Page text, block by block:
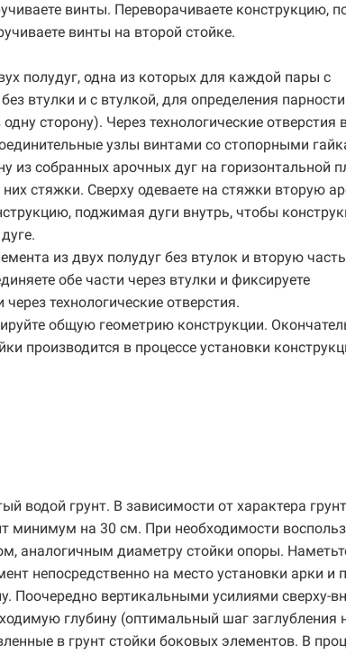
винты. Переворачиваете конструкцию,
винты на второй стойке.
полудуг, одна из которых для каждой пары с
втулки и с втулкой, для определения парности
сторону). Через технологические отверстия
узлы винтами со стопорными
из собранных арочных дуг на горизонтальной
стяжки. Сверху одеваете на стяжки вторую
поджимая дуги внутрь, чтобы
из двух полудуг без втулок и вторую
обе части через втулки и фиксируете
технологические отверстия.
общую геометрию конструкции.
производится в процессе установки
водой грунт. В зависимости от характера
минимум на 30 см. При необходимости
аналогичным диаметру стойки опоры.
непосредственно на место установки арки и
Поочередно вертикальными усилиями сверху-
глубину (оптимальный шаг заглубления
в грунт стойки боковых элементов. В